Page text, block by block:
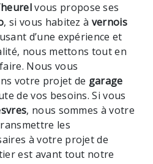
vous propose ses
, si vous habitez à vernois
d’une expérience et
nous mettons tout en
Nous vous
votre projet de garage
de vos besoins. Si vous
, nous sommes à votre
les
à votre projet de
est avant tout notre